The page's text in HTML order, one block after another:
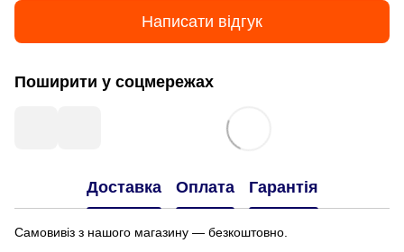
Написати відгук
Поширити у соцмережах
Доставка Оплата Гарантія
Самовивіз з нашого магазину — безкоштовно.